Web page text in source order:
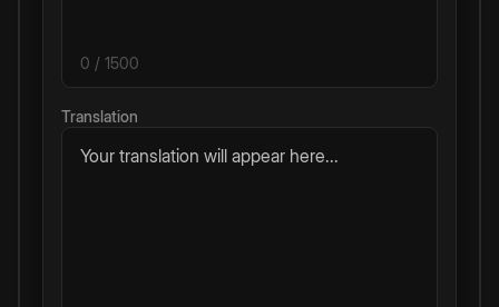
0 / 1500
Translation
Your translation will appear here...